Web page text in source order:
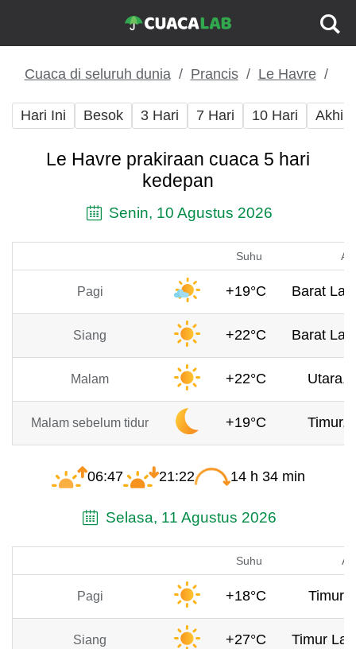
Cuaca di seluruh dunia Prancis Le Havre
Hari Ini Besok 3 Hari 7 Hari 10 Hari Akhir
Le Havre prakiraan cuaca 5 hari
kedepan
Senin, 10 Agustus 2026
Suhu
Pagi +19°C Barat
Siang +22°C Barat
Malam +22°C Utara,
Malam sebelum tidur +19°C Timur,
06:47 21:22 14 h 34 min
Selasa, 11 Agustus 2026
Suhu
Pagi +18°C Timur,
Siang +27°C Timur